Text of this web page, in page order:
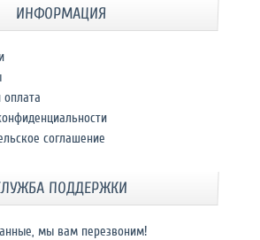
ИНФОРМАЦИЯ
оплата
соглашение
ПОДДЕРЖКИ
мы вам перезвоним!